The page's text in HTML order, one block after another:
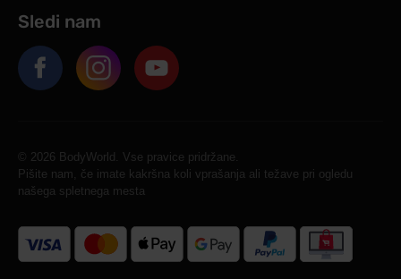
Sledi nam
© 2026 BodyWorld. Vse pravice pridržane.
Pišite nam, če imate kakršna koli vprašanja ali težave pri ogledu
našega spletnega mesta